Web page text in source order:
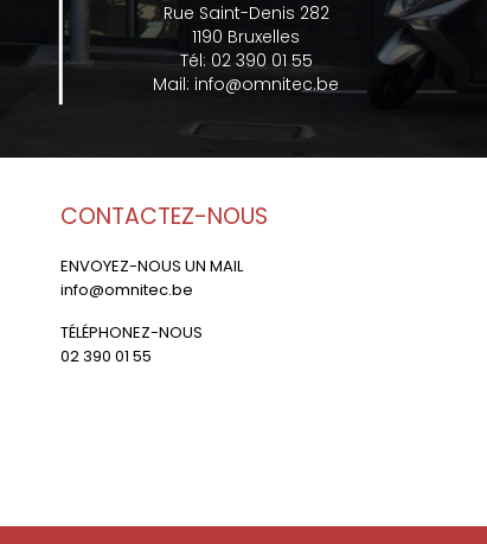
Rue Saint-Denis 282
1190 Bruxelles
Tél: 02 390 01 55
Mail: info@omnitec.be
CONTACTEZ-NOUS
ENVOYEZ-NOUS UN MAIL
info@omnitec.be
TÉLÉPHONEZ-NOUS
02 390 01 55